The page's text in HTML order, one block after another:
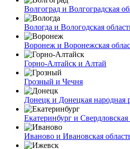
Волгоград и Волгоградская
Вологда и Вологодская
Воронеж и Воронежская
Горно-Алтайск и Алтай
Грозный и Чечня
Донецк и Донецкая народная
Екатеринбург и Свердловская
Иваново и Ивановская